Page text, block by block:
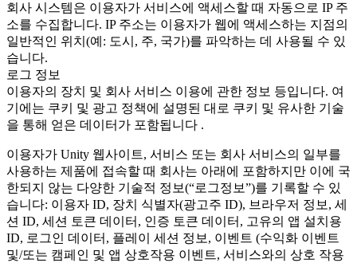
회사 시스템은 이용자가 서비스에 액세스할 때 자동으로 IP 주
소를 수집합니다. IP 주소는 이용자가 웹에 액세스하는 지점의
일반적인 위치(예: 도시, 주, 국가)를 파악하는 데 사용될 수 있
습니다.
로그 정보
이용자의 장치 및 회사 서비스 이용에 관한 정보 등입니다. 여
기에는 쿠키 및 광고 정책에 설명된 대로 쿠키 및 유사한 기술
을 통해 얻은 데이터가 포함됩니다 .
이용자가 Unity 웹사이트, 서비스 또는 회사 서비스의 일부를
사용하는 제품에 접속할 때 회사는 아래에 포함하지만 이에 국
한되지 않는 다양한 기술적 정보(“로그정보”)를 기록할 수 있
습니다: 이용자 ID, 장치 식별자(광고주 ID), 브라우저 정보, 세
션 ID, 세션 토큰 데이터, 인증 토큰 데이터, 고유의 앱 설치용
ID, 로그인 데이터, 플레이 세션 정보, 이벤트 (수익화 이벤트
및/또는 캠페인 및 앱 상호작용 이벤트, 서비스와의 상호 작용